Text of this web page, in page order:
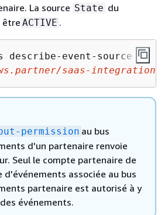
La source State du
être ACTIVE .
describe-event-source
saas-integration/
permission au bus
d'un partenaire renvoie
Seul le compte partenaire de
d'événements associée au bus
partenaire est autorisé à y
événements.